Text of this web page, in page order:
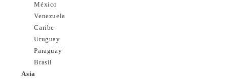
México
Venezuela
Caribe
Uruguay
Paraguay
Brasil
Asia